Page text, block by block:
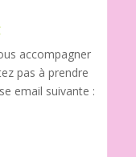
accompagner
pas à prendre
email suivante :